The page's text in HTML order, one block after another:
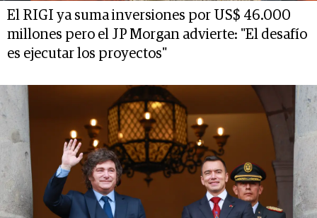
El RIGI ya suma inversiones por US$ 46.000
millones pero el JP Morgan advierte: "El desafío
es ejecutar los proyectos"